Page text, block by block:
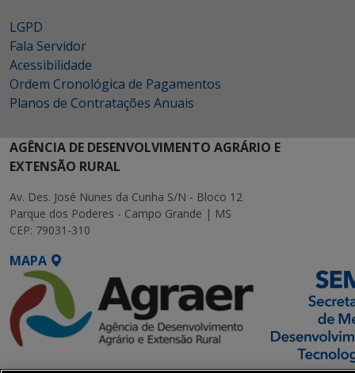
LGPD
Fala Servidor
Acessibilidade
Ordem Cronológica de Pagamentos
Planos de Contratações Anuais
AGÊNCIA DE DESENVOLVIMENTO AGRÁRIO E
EXTENSÃO RURAL
Av. Des. José Nunes da Cunha S/N - Bloco 12
Parque dos Poderes - Campo Grande | MS
CEP: 79031-310
MAPA